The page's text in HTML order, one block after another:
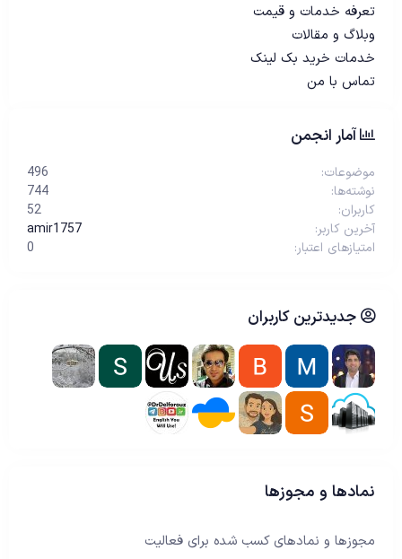
تعرفه خدمات و قیمت
وبلاگ و مقالات
خدمات خرید بک لینک
تماس با من
آمار انجمن
موضوعات
496
نوشته‌ها
744
کاربران
52
آخرین کاربر
amir1757
امتیازهای اعتبار
0
جدیدترین کاربران
نمادها و مجوزها
مجوزها و نمادهای کسب شده برای فعالیت